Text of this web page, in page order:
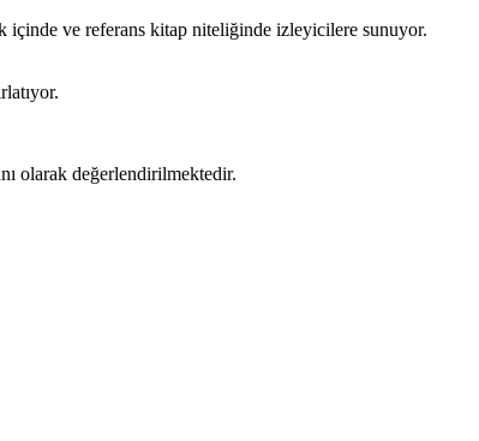
içinde ve referans kitap niteliğinde izleyicilere sunuyor.
olarak değerlendirilmektedir.